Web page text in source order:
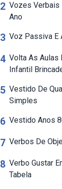
Vozes Verbais
Ano
Voz Passiva E
Volta As Aulas
Infantil
Vestido De
Simples
Vestido Anos
Verbos De
Verbo Gustar
Tabela